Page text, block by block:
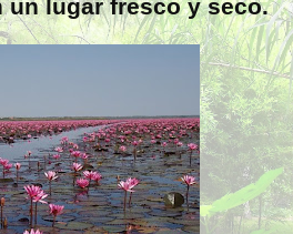
un lugar fresco y seco.